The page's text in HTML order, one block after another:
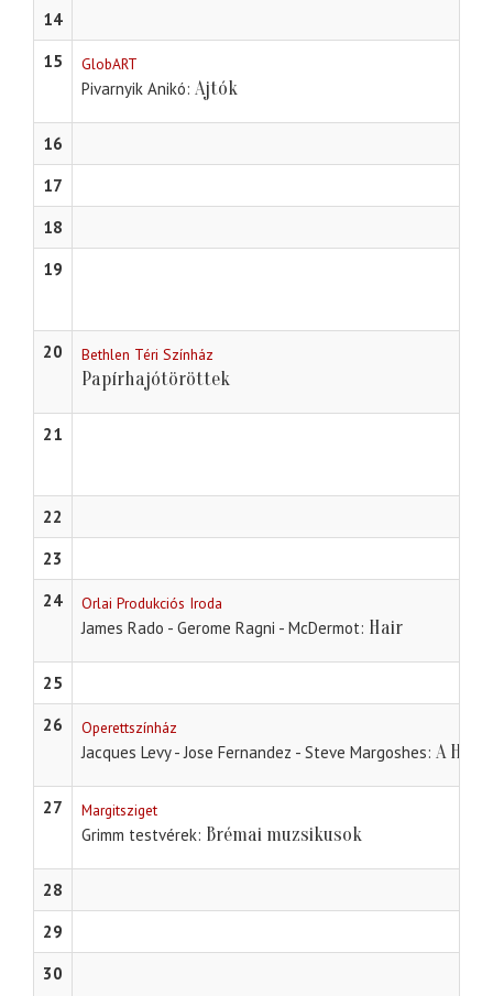
14
15
GlobART
Pivarnyik Anikó Ajtók
16
17
18
19
20 Bethlen Téri Színház
Papírhajótöröttek
21
22
23
24
Orlai Produkciós Iroda
James Rado - Gerome Ragni - McDermot Hair
25
26
Operettszínház
Jacques Levy - Jose Fernandez - Steve Margoshes A
27 Margitsziget
Grimm testvérek Brémai muzsikusok
28
29
30